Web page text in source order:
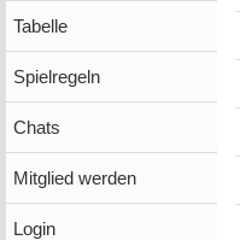
Tabelle
Spielregeln
Chats
Mitglied werden
Login